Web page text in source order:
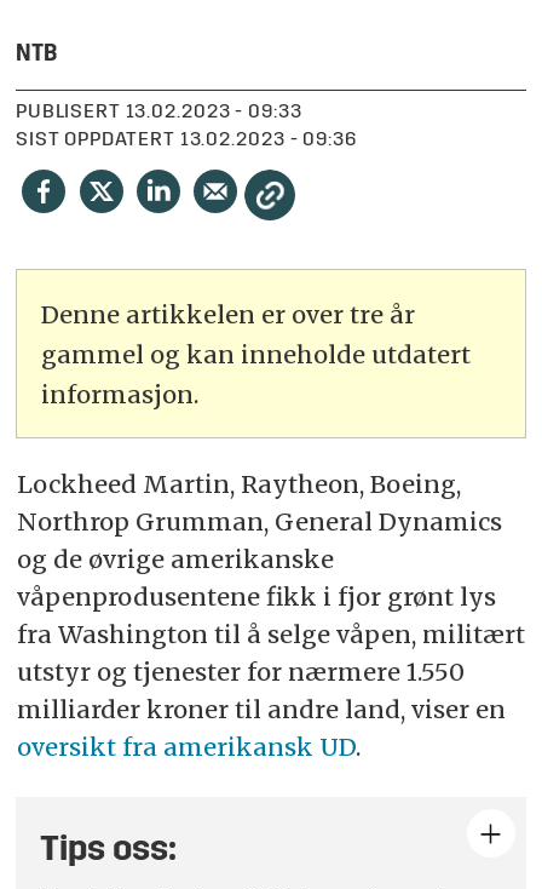
NTB
PUBLISERT
13.02.2023 - 09:33
SIST OPPDATERT
13.02.2023 - 09:36
Denne artikkelen er over tre år
gammel og kan inneholde utdatert
informasjon.
Lockheed Martin, Raytheon, Boeing,
Northrop Grumman, General Dynamics
og de øvrige amerikanske
våpenprodusentene fikk i fjor grønt lys
fra Washington til å selge våpen, militært
utstyr og tjenester for nærmere 1.550
milliarder kroner til andre land, viser en
oversikt fra amerikansk UD.
Tips oss: